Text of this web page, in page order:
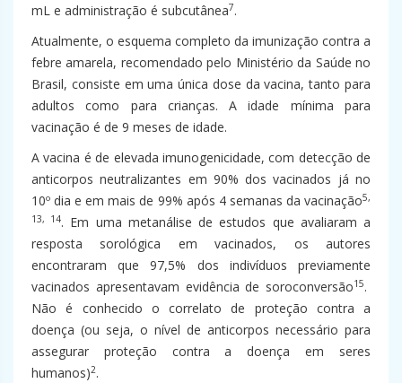
mL e administração é subcutânea7.
Atualmente, o esquema completo da imunização contra a
febre amarela, recomendado pelo Ministério da Saúde no
Brasil, consiste em uma única dose da vacina, tanto para
adultos como para crianças. A idade mínima para
vacinação é de 9 meses de idade.
A vacina é de elevada imunogenicidade, com detecção de
anticorpos neutralizantes em 90% dos vacinados já no
10º dia e em mais de 99% após 4 semanas da vacinação5,
13, 14. Em uma metanálise de estudos que avaliaram a
resposta sorológica em vacinados, os autores
encontraram que 97,5% dos indivíduos previamente
vacinados apresentavam evidência de soroconversão15.
Não é conhecido o correlato de proteção contra a
doença (ou seja, o nível de anticorpos necessário para
assegurar proteção contra a doença em seres
humanos)2.